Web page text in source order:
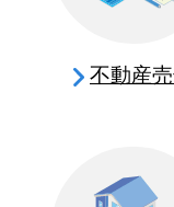
不動産